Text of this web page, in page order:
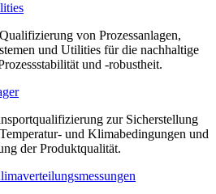
von Prozessanlagen,
und Utilities für die nachhaltige
und -robustheit.
zur Sicherstellung
und Klimabedingungen und
der Produktqualität.